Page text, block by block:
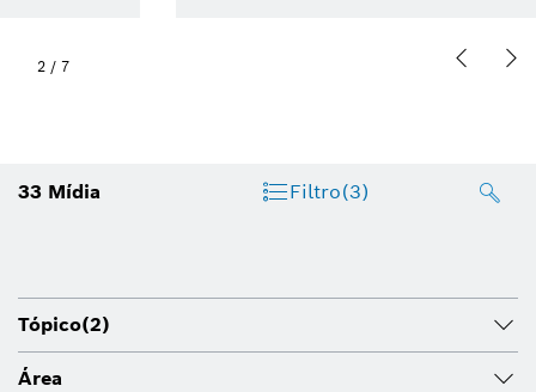
2 / 7
33 Mídia Filtro(3)
Tópico(2)
Área